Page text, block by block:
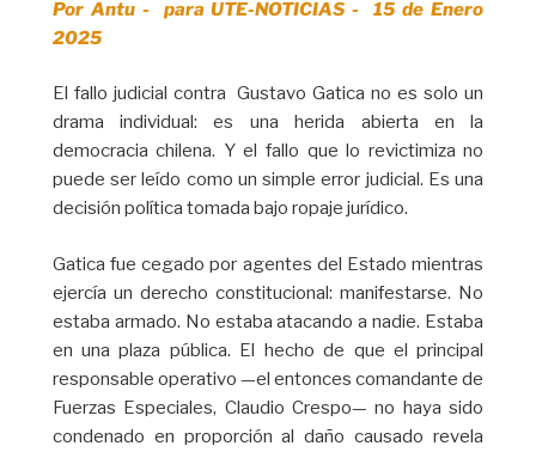
Por Antu - para UTE-NOTICIAS - 15 de Enero
2025
El fallo judicial contra Gustavo Gatica no es solo un
drama individual: es una herida abierta en la
democracia chilena. Y el fallo que lo revictimiza no
puede ser leído como un simple error judicial. Es una
decisión política tomada bajo ropaje jurídico.
Gatica fue cegado por agentes del Estado mientras
ejercía un derecho constitucional: manifestarse. No
estaba armado. No estaba atacando a nadie. Estaba
en una plaza pública. El hecho de que el principal
responsable operativo —el entonces comandante de
Fuerzas Especiales, Claudio Crespo— no haya sido
condenado en proporción al daño causado revela